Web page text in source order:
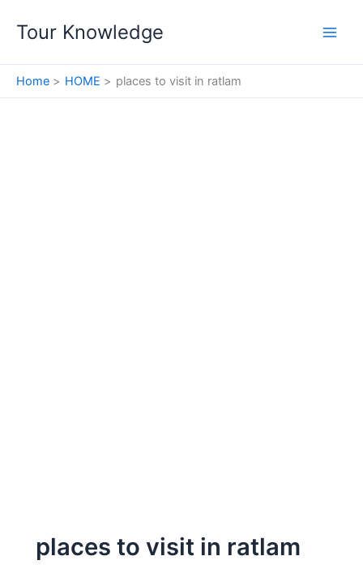
Tour Knowledge
Home HOME places to visit in ratlam
places to visit in ratlam